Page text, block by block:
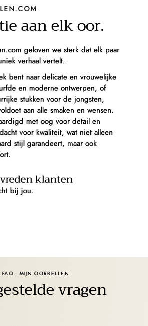
aan elk oor.
geloven we sterk dat elk paar
verhaal vertelt.
bent naar delicate en vrouwelijke
en moderne ontwerpen, of
stukken voor de jongsten,
aan alle smaken en wensen.
met oog voor detail en
voor kwaliteit, wat niet alleen
stijl garandeert, maar ook
klanten
bij jou.
FAQ - MIJN OORBELLEN
vragen